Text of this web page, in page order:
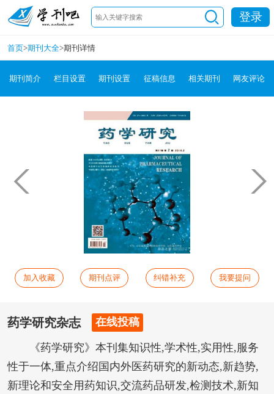
登录
首页>期刊大全>期刊详情
期刊简介 栏目设置 期刊设置 征稿信息 相关期刊 网友评论
加入收藏 期刊点评 纠错补充 我要提问
药学研究杂志 在线投稿
《药学研究》本刊集知识性,学术性,实用性,服务
性于一体,重点介绍国内外医药研究的新动态,新趋势,
新理论和安全用药知识,交流药品研发,检测技术,新知